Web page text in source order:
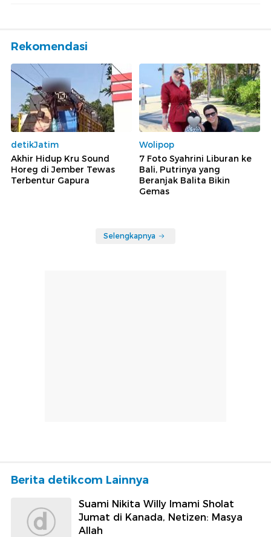
Rekomendasi
detikJatim
Akhir Hidup Kru Sound
Horeg di Jember Tewas
Terbentur Gapura
Wolipop
7 Foto Syahrini Liburan ke
Bali, Putrinya yang
Beranjak Balita Bikin
Gemas
Selengkapnya
Berita detikcom Lainnya
Suami Nikita Willy Imami Sholat
Jumat di Kanada, Netizen: Masya
Allah